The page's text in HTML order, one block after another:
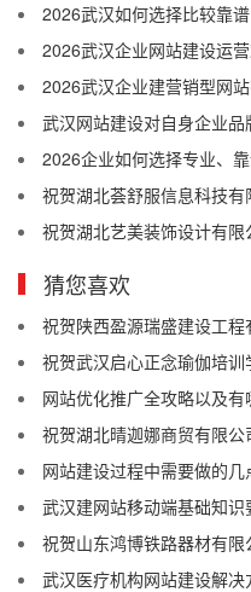
2026武汉如何选择比较靠
2026武汉企业网站建设运
2026武汉企业建营销型网
武汉网站建设对自身企业
2026企业如何选择专业、靠谱、
祝贺湖北荟舒服信息科技有
祝贺湖北艺美装饰设计有限
猜您喜欢
祝贺陕西盈源瑞盛建设工
祝贺武汉启心正念瑜伽培训
网站优化推广全攻略以及
祝贺湖北晴迦娜商贸有限公
网站建设过程中需要做的几
武汉建网站移动端基础知识
祝贺山东鸿博铁路器材有限
武汉医疗机构网站建设解决